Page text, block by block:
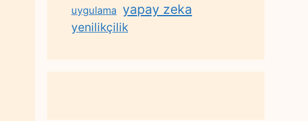
uygulama yapay zeka
yenilikçilik